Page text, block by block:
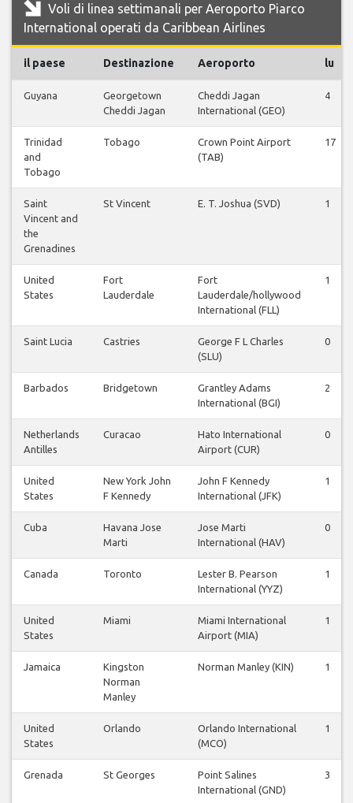
Voli di linea settimanali per Aeroporto Piarco
International operati da Caribbean Airlines
il paese Destinazione Aeroporto lu
Guyana
Georgetown
Cheddi Jagan
Cheddi Jagan
International (GEO)
4
Trinidad
and
Tobago
Tobago
Crown Point Airport
(TAB)
17
Saint
Vincent and
the
Grenadines
St Vincent E. T. Joshua (SVD) 1
United
States
Fort
Lauderdale
Fort
Lauderdale/hollywood
International (FLL)
1
Saint Lucia Castries
George F L Charles
(SLU)
0
Barbados Bridgetown
Grantley Adams
International (BGI)
2
Netherlands
Antilles
Curacao
Hato International
Airport (CUR)
0
United
States
New York John
F Kennedy
John F Kennedy
International (JFK)
1
Cuba
Havana Jose
Marti
Jose Marti
International (HAV)
0
Canada Toronto
Lester B. Pearson
International (YYZ)
1
United
States
Miami
Miami International
Airport (MIA)
1
Jamaica
Kingston
Norman
Manley
Norman Manley (KIN) 1
United
States
Orlando
Orlando International
(MCO)
1
Grenada St Georges
Point Salines
International (GND)
3